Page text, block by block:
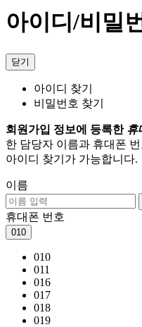
아이디/비밀
닫기
아이디 찾기
비밀번호 찾기
회원가입 정보에 등록한 휴
한 담당자 이름과 휴대폰 번
아이디 찾기가 가능합니다.
이름
휴대폰 번호
010
010
011
016
017
018
019